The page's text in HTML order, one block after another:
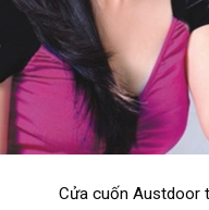
Cửa cuốn Austdoor